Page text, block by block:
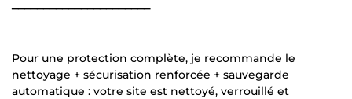
━━━━━━━━━━━━━━━━━━━━━━
Pour une protection complète, je recommande le
nettoyage + sécurisation renforcée + sauvegarde
automatique : votre site est nettoyé, verrouillé et